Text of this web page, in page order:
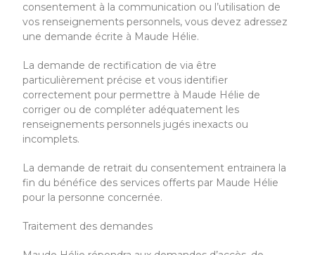
consentement à la communication ou l’utilisation de
vos renseignements personnels, vous devez adressez
une demande écrite à Maude Hélie.
La demande de rectification de via être
particulièrement précise et vous identifier
correctement pour permettre à Maude Hélie de
corriger ou de compléter adéquatement les
renseignements personnels jugés inexacts ou
incomplets.
La demande de retrait du consentement entrainera la
fin du bénéfice des services offerts par Maude Hélie
pour la personne concernée.
Traitement des demandes